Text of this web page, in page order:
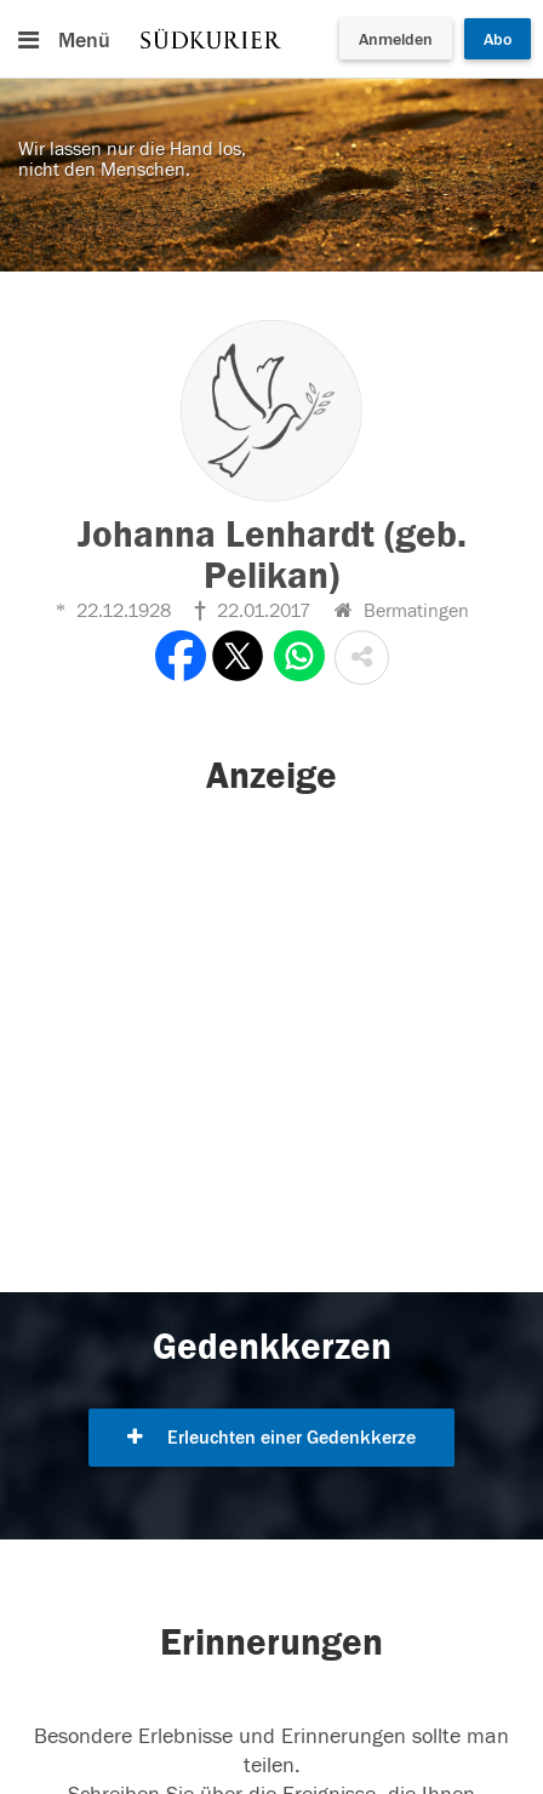
Menü Anmelden Abo
Wir lassen nur die Hand los,
nicht den Menschen.
Johanna Lenhardt (geb.
Pelikan)
22.12.1928 22.01.2017 Bermatingen
Anzeige
Gedenkkerzen
Erleuchten einer Gedenkkerze
Erinnerungen
Besondere Erlebnisse und Erinnerungen sollte man
teilen.